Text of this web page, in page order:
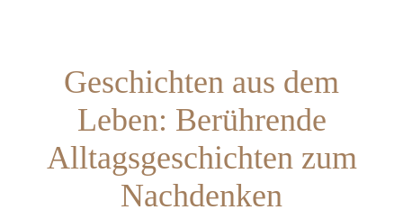
Geschichten aus dem
Leben: Berührende
Alltagsgeschichten zum
Nachdenken